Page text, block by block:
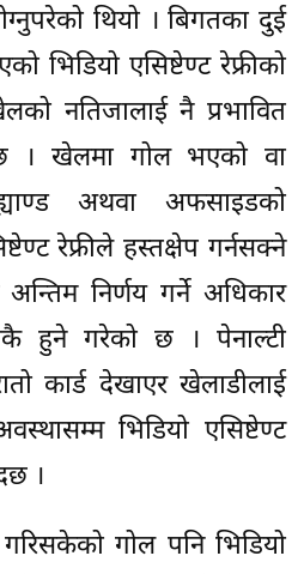
थियो । बिगतका दुई
भिडियो एसिष्टेण्ट रेफ्रीको
नतिजालाई नै प्रभावित
। खेलमा गोल भएको वा
अथवा अफसाइडको
रेफ्रीले हस्तक्षेप गर्नसक्ने
निर्णय गर्ने अधिकार
हुने गरेको छ । पेनाल्टी
कार्ड देखाएर खेलाडीलाई
भिडियो एसिष्टेण्ट
।
गरिसकेको गोल पनि भिडियो